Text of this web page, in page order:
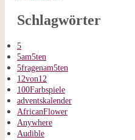
Schlagwörter
5
5am5ten
5fragenam5ten
12von12
100Farbspiele
adventskalender
AfricanFlower
Anywhere
Audible